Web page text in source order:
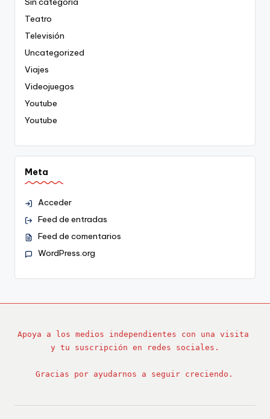
Teatro
Televisión
Uncategorized
Viajes
Videojuegos
Youtube
Youtube
Meta
Acceder
Feed de entradas
Feed de comentarios
WordPress.org
Apoya a los medios independientes con una visita
y tu suscripción en redes sociales.
Gracias por ayudarnos a seguir creciendo.